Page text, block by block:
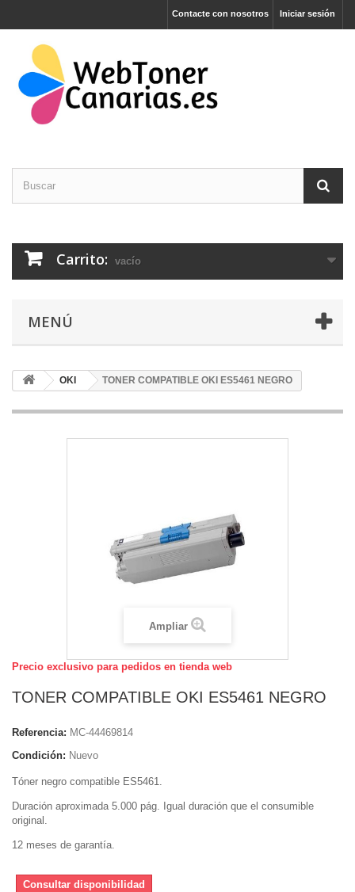
Iniciar sesión
Contacte con nosotros
Carrito: vacío
MENÚ
OKI TONER COMPATIBLE OKI ES5461 NEGRO
Ampliar
Precio exclusivo para pedidos en tienda web
TONER COMPATIBLE OKI ES5461 NEGRO
Referencia: MC-44469814
Condición: Nuevo
Tóner negro compatible ES5461.
Duración aproximada 5.000 pág. Igual duración que el consumible
original.
12 meses de garantía.
Consultar disponibilidad